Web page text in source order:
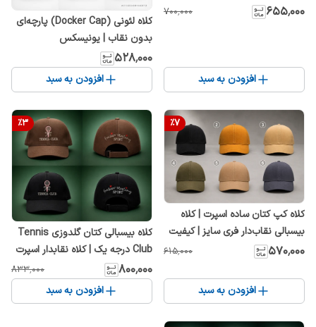
Archive Collection بند تنظیمی
۶۵۵٬۰۰۰ ۷۰۰٬۰۰۰
افزودن به سبد
کلاه لئونی (Docker Cap) پارچه‌ای
بدون نقاب | یونیسکس
۵۲۸٬۰۰۰
افزودن به سبد
%7
کلاه کپ کتان ساده اسپرت | کلاه
بیسبالی نقاب‌دار فری سایز | کیفیت
عالی
۵۷۰٬۰۰۰ ۶۱۵٬۰۰۰
افزودن به سبد
%3
کلاه بیسبالی کتان گلدوزی Tennis
Club درجه یک | کلاه نقابدار اسپرت
قابل تنظیم
۸۰۰٬۰۰۰ ۸۳۳٬۰۰۰
افزودن به سبد